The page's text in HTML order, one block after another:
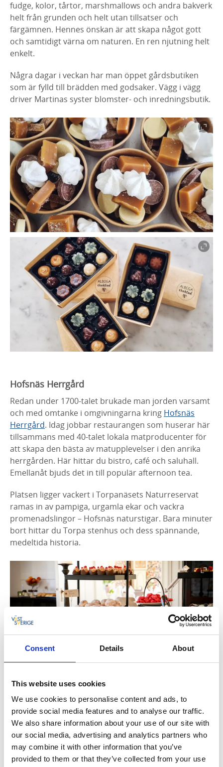
Consent Details About
This website uses cookies
We use cookies to personalise content and ads, to
provide social media features and to analyse our traffic.
We also share information about your use of our site with
our social media, advertising and analytics partners who
may combine it with other information that you’ve
provided to them or that they’ve collected from your use
fudge, kolor, tårtor, marshmallows och andra bakverk
helt från grunden och helt utan tillsatser och
färgämnen. Hennes önskan är att skapa något gott
och samtidigt värna om naturen. En ren njutning helt
enkelt.
Några dagar i veckan har man öppet gårdsbutiken
som är fylld till brädden med godsaker. Vägg i vägg
driver Martinas syster blomster- och inredningsbutik.
Hofsnäs Herrgård
Redan under 1700-talet brukade man jorden varsamt
och med omtanke i omgivningarna kring Hofsnäs
Herrgård. Idag jobbar restaurangen som huserar här
tillsammans med 40-talet lokala matproducenter för
att skapa den bästa av matupplevelser i den anrika
herrgården. Här hittar du bistro, café och saluhall.
Emellanåt bjuds det in till populär afternoon tea.
Platsen ligger vackert i Torpanäsets Naturreservat
ramas in av pampiga, urgamla ekar och vackra
promenadslingor – Hofsnäs naturstigar. Bara minuter
bort hittar du Torpa stenhus och dess spännande,
medeltida historia.